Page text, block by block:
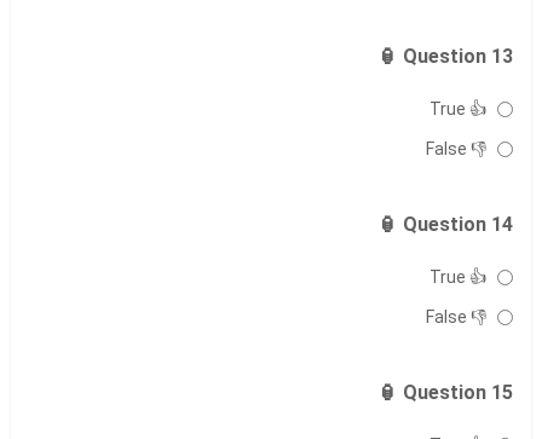
Question 13 🏮
👍 True
👎 False
Question 14 🏮
👍 True
👎 False
Question 15 🏮